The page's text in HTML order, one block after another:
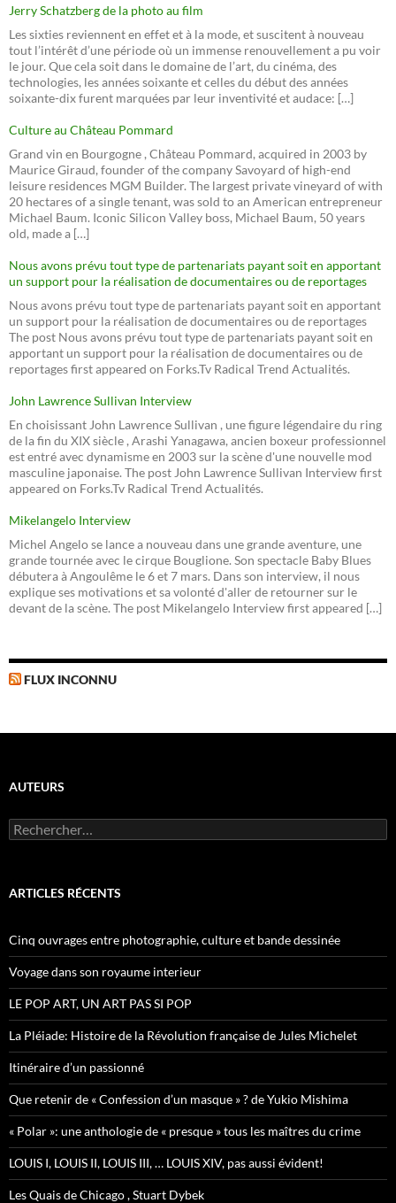
Jerry Schatzberg de la photo au film
Les sixties reviennent en effet et à la mode, et suscitent à nouveau
tout l’intérêt d’une période où un immense renouvellement a pu voir
le jour. Que cela soit dans le domaine de l’art, du cinéma, des
technologies, les années soixante et celles du début des années
soixante-dix furent marquées par leur inventivité et audace: […]
Culture au Château Pommard
Grand vin en Bourgogne , Château Pommard, acquired in 2003 by
Maurice Giraud, founder of the company Savoyard of high-end
leisure residences MGM Builder. The largest private vineyard of with
20 hectares of a single tenant, was sold to an American entrepreneur
Michael Baum. Iconic Silicon Valley boss, Michael Baum, 50 years
old, made a […]
Nous avons prévu tout type de partenariats payant soit en apportant
un support pour la réalisation de documentaires ou de reportages
Nous avons prévu tout type de partenariats payant soit en apportant
un support pour la réalisation de documentaires ou de reportages
The post Nous avons prévu tout type de partenariats payant soit en
apportant un support pour la réalisation de documentaires ou de
reportages first appeared on Forks.Tv Radical Trend Actualités.
John Lawrence Sullivan Interview
En choisissant John Lawrence Sullivan , une figure légendaire du ring
de la fin du XIX siècle , Arashi Yanagawa, ancien boxeur professionnel
est entré avec dynamisme en 2003 sur la scène d'une nouvelle mod
masculine japonaise. The post John Lawrence Sullivan Interview first
appeared on Forks.Tv Radical Trend Actualités.
Mikelangelo Interview
Michel Angelo se lance a nouveau dans une grande aventure, une
grande tournée avec le cirque Bouglione. Son spectacle Baby Blues
débutera à Angoulême le 6 et 7 mars. Dans son interview, il nous
explique ses motivations et sa volonté d'aller de retourner sur le
devant de la scène. The post Mikelangelo Interview first appeared […]
FLUX INCONNU
AUTEURS
R
e
e
h
e
r
:
ARTICLES RÉCENTS
Cinq ouvrages entre photographie, culture et bande dessinée
Voyage dans son royaume interieur
LE POP ART, UN ART PAS SI POP
La Pléiade: Histoire de la Révolution française de Jules Michelet
Itinéraire d’un passionné
Que retenir de « Confession d’un masque » ? de Yukio Mishima
« Polar »: une anthologie de « presque » tous les maîtres du crime
LOUIS I, LOUIS II, LOUIS III, … LOUIS XIV, pas aussi évident!
Les Quais de Chicago , Stuart Dybek